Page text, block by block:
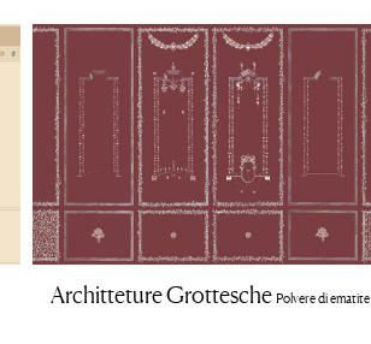
Architteture GrotteschePolvere di ematite